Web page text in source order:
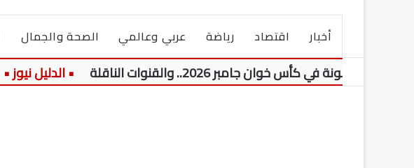
أخبار اقتصاد رياضة عربي وعالمي الصحة والجمال
في كأس خوان جامبر 2026.. والقنوات الناقلة